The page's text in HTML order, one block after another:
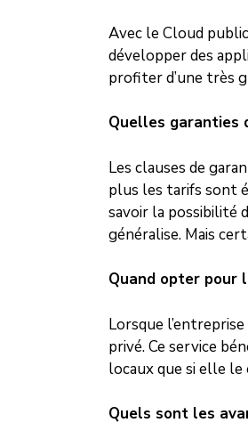
Avec le Cloud
développer des
profiter d’une très
Quelles garanties
Les clauses de
plus les tarifs sont
savoir la possibilité
généralise. Mais
Quand opter pour
Lorsque
privé. Ce service
locaux que si elle
Quels sont les